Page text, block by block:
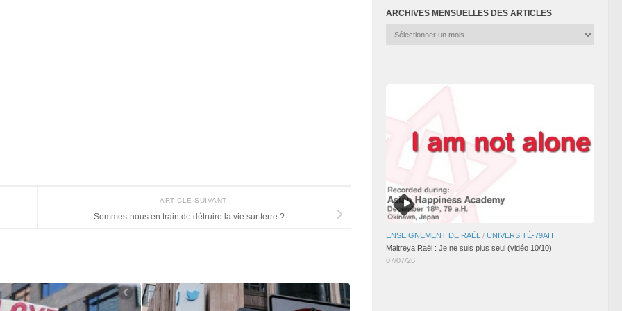
ARTICLE SUIVANT
Sommes-nous en train de détruire la vie sur terre ?
ARCHIVES MENSUELLES DES ARTICLES
Archives
ENSEIGNEMENT DE RAËL / UNIVERSITÉ-79AH
Maitreya Raël : Je ne suis plus seul (vidéo 10/10)
07/07/26